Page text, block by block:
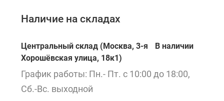
Наличие на складах
Центральный склад (Москва, 3-я
Хорошёвская улица, 18к1)
В наличии
График работы: Пн.- Пт. с 10:00 до 18:00,
Сб.-Вс. выходной